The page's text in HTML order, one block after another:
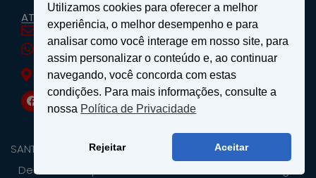
ATENDIMENTO
santosemattosimoveis@hotmail.com
(19) 9 9639-4985
Rua Floriano Peixoto, nº 27 - Centro - São João
da Boa Vista, SP
SANTOS & MATTOS IMÓVEIS - Copyright ® 2026 - Todos os
Direitos Reservados.
Desenvolvido por
Utilizamos cookies para oferecer a melhor
experiência, o melhor desempenho e para
analisar como você interage em nosso site, para
assim personalizar o conteúdo e, ao continuar
navegando, você concorda com estas
condições. Para mais informações, consulte a
nossa Política de Privacidade
Rejeitar Aceitar